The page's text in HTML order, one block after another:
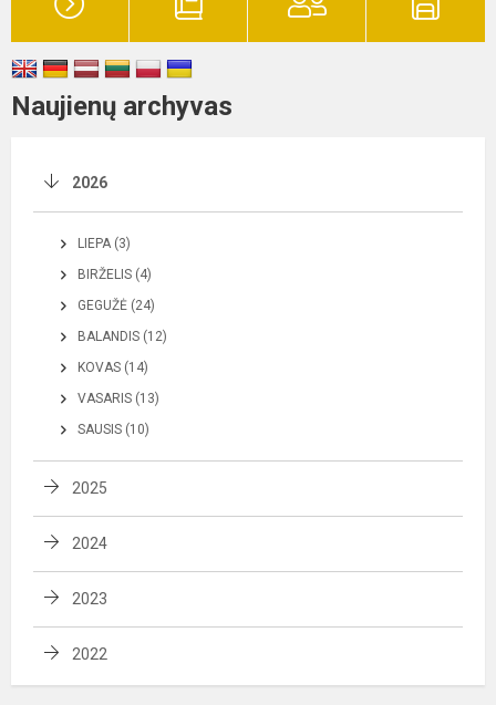
Naujienų archyvas
2026
LIEPA (3)
BIRŽELIS (4)
GEGUŽĖ (24)
BALANDIS (12)
KOVAS (14)
VASARIS (13)
SAUSIS (10)
2025
2024
2023
2022